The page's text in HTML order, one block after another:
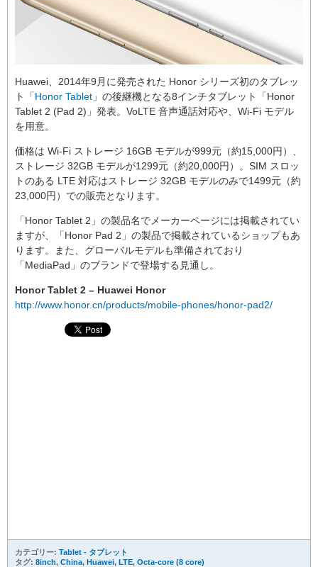
Huawei、2014年9月に発売された Honor シリーズ初のタブレッ
ト「Honor Tablet 」の後継機となる8インチタブレット「Honor
Tablet 2 (Pad 2)」発表。VoLTE 音声通話対応や、Wi-Fi モデル
を用意。
価格は Wi-Fi ストレージ 16GB モデルが999元（約15,000円）、
ストレージ 32GB モデルが1299元（約20,000円）。SIM スロッ
トのある LTE 対応はストレージ 32GB モデルのみで1499元（約
23,000円）での販売となります。
「Honor Tablet 2」の製品名でメーカーページには掲載されてい
ますが、「Honor Pad 2」の製品で掲載されているショップもあ
ります。また、グローバルモデルも準備されており
「MediaPad」のブランドで登場する見通し。
Honor Tablet 2 – Huawei Honor
http://www.honor.cn/products/mobile-phones/honor-pad2/
カテゴリー: Tablet - タブレット
タグ: 8inch, China, Huawei, LTE, Octa-core (8 core)